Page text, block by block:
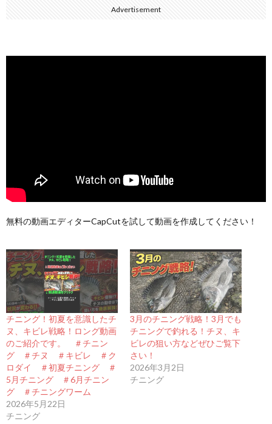
Advertisement
無料の動画エディターCapCutを試して動画を作成してください！
チニング！初夏を意識したチ
ヌ、キビレ戦略！ロング動画
のご紹介です。 ＃チニン
グ ＃チヌ ＃キビレ ＃ク
ロダイ ＃初夏チニング ＃
5月チニング ＃6月チニン
グ ＃チニングワーム
2026年5月22日
チニング
3月のチニング戦略！3月でも
チニングで釣れる！チヌ、キ
ビレの狙い方などぜひご覧下
さい！
2026年3月2日
チニング